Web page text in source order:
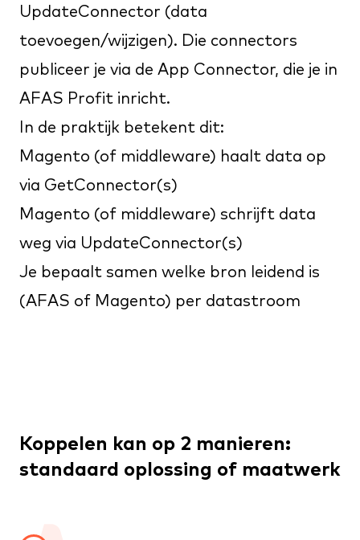
UpdateConnector (data
toevoegen/wijzigen). Die connectors
publiceer je via de App Connector, die je in
AFAS Profit inricht.
In de praktijk betekent dit:
Magento (of middleware) haalt data op
via GetConnector(s)
Magento (of middleware) schrijft data
weg via UpdateConnector(s)
Je bepaalt samen welke bron leidend is
(AFAS of Magento) per datastroom
Koppelen kan op 2 manieren:
standaard oplossing of maatwerk